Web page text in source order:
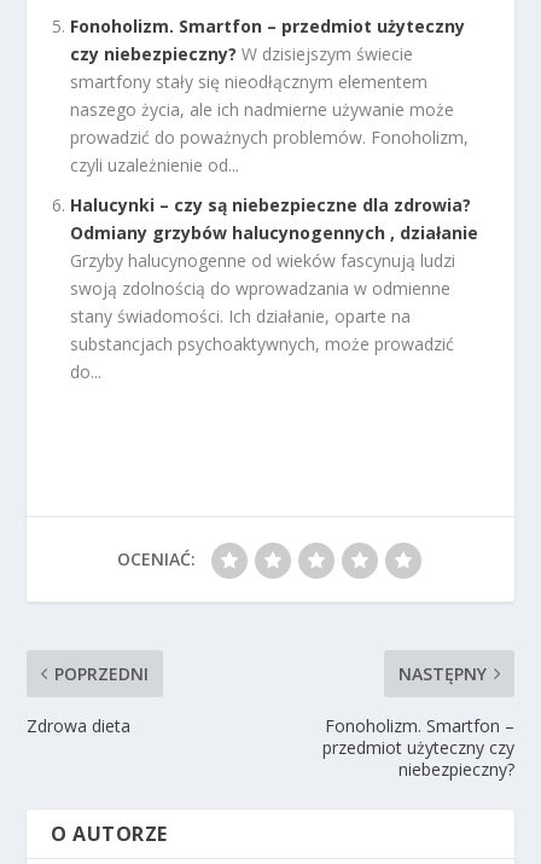
Fonoholizm. Smartfon – przedmiot użyteczny
czy niebezpieczny? W dzisiejszym świecie
smartfony stały się nieodłącznym elementem
naszego życia, ale ich nadmierne używanie może
prowadzić do poważnych problemów. Fonoholizm,
czyli uzależnienie od...
Halucynki – czy są niebezpieczne dla zdrowia?
Odmiany grzybów halucynogennych , działanie
Grzyby halucynogenne od wieków fascynują ludzi
swoją zdolnością do wprowadzania w odmienne
stany świadomości. Ich działanie, oparte na
substancjach psychoaktywnych, może prowadzić
do...
OCENIAĆ:
POPRZEDNI
Zdrowa dieta
NASTĘPNY
Fonoholizm. Smartfon –
przedmiot użyteczny czy
niebezpieczny?
O AUTORZE